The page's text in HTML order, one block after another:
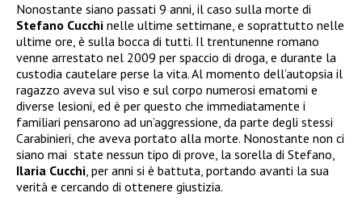
Nonostante siano passati 9 anni, il caso sulla morte di
Stefano Cucchi nelle ultime settimane, e soprattutto nelle
ultime ore, è sulla bocca di tutti. Il trentunenne romano
venne arrestato nel 2009 per spaccio di droga, e durante la
custodia cautelare perse la vita. Al momento dell’autopsia il
ragazzo aveva sul viso e sul corpo numerosi ematomi e
diverse lesioni, ed è per questo che immediatamente i
familiari pensarono ad un’aggressione, da parte degli stessi
Carabinieri, che aveva portato alla morte. Nonostante non ci
siano mai state nessun tipo di prove, la sorella di Stefano,
Ilaria Cucchi, per anni si è battuta, portando avanti la sua
verità e cercando di ottenere giustizia.